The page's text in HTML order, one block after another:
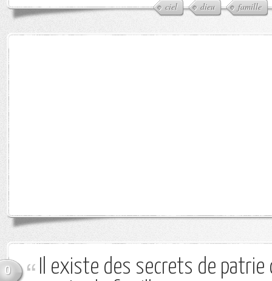
ciel dieu famille
0
Il existe des secrets de patrie